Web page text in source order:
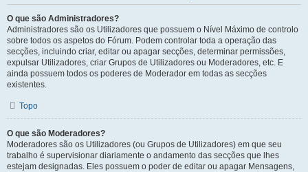
O que são Administradores?
Administradores são os Utilizadores que possuem o Nível Máximo de controlo
sobre todos os aspetos do Fórum. Podem controlar toda a operação das
secções, incluindo criar, editar ou apagar secções, determinar permissões,
expulsar Utilizadores, criar Grupos de Utilizadores ou Moderadores, etc. E
ainda possuem todos os poderes de Moderador em todas as secções
existentes.
Topo
O que são Moderadores?
Moderadores são os Utilizadores (ou Grupos de Utilizadores) em que seu
trabalho é supervisionar diariamente o andamento das secções que lhes
estejam designadas. Eles possuem o poder de editar ou apagar Mensagens,